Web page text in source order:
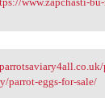
parrot-eggs-for-sale/